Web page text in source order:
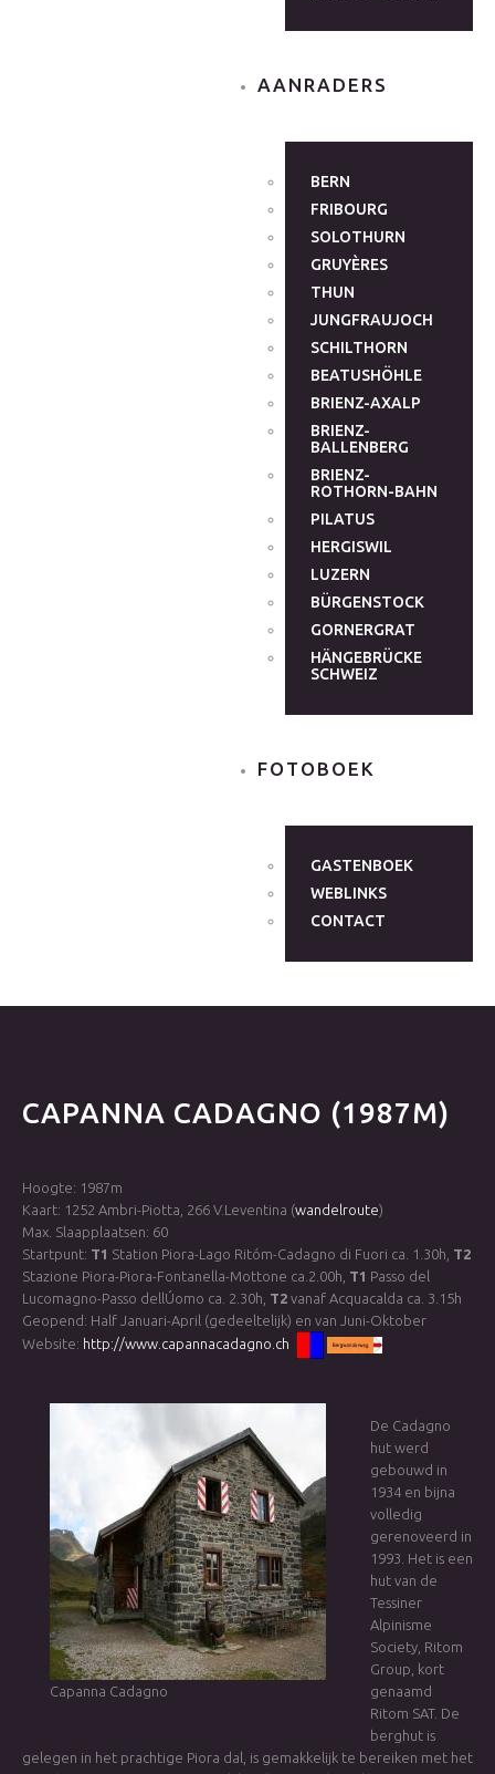
AANRADERS
BERN
FRIBOURG
SOLOTHURN
GRUYÈRES
THUN
JUNGFRAUJOCH
SCHILTHORN
BEATUSHÖHLE
BRIENZ-AXALP
BRIENZ-
BALLENBERG
BRIENZ-
ROTHORN-BAHN
PILATUS
HERGISWIL
LUZERN
BÜRGENSTOCK
GORNERGRAT
HÄNGEBRÜCKE
SCHWEIZ
FOTOBOEK
GASTENBOEK
WEBLINKS
CONTACT
CAPANNA CADAGNO (1987M)
Hoogte: 1987m
Kaart: 1252 Ambri-Piotta, 266 V.Leventina (wandelroute)
Max. Slaapplaatsen: 60
Startpunt: T1 Station Piora-Lago Ritóm-Cadagno di Fuori ca. 1.30h, T2
Stazione Piora-Piora-Fontanella-Mottone ca.2.00h, T1 Passo del
Lucomagno-Passo dellÚomo ca. 2.30h, T2 vanaf Acquacalda ca. 3.15h
Geopend: Half Januari-April (gedeeltelijk) en van Juni-Oktober
Website: http://www.capannacadagno.ch
Capanna Cadagno
De Cadagno
hut werd
gebouwd in
1934 en bijna
volledig
gerenoveerd in
1993. Het is een
hut van de
Tessiner
Alpinisme
Society, Ritom
Group, kort
genaamd
Ritom SAT. De
berghut is
gelegen in het prachtige Piora dal, is gemakkelijk te bereiken met het